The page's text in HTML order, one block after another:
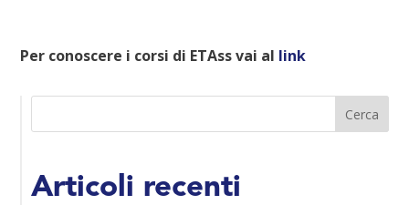
Per conoscere i corsi di ETAss vai al link
Articoli recenti